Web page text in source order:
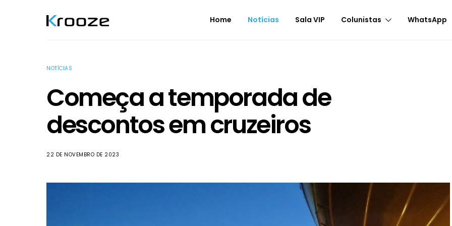
Home Notícias Sala VIP Colunistas WhatsApp
NOTÍCIAS
Começa a temporada de
descontos em cruzeiros
22 DE NOVEMBRO DE 2023